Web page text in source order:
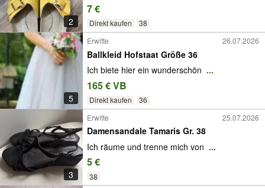
2
7 €
Direkt kaufen 38
5
Erwitte 26.07.2026
Ballkleid Hofstaat Größe 36
Ich biete hier ein wunderschön ...
165 € VB
Direkt kaufen 36
3
Erwitte 25.07.2026
Damensandale Tamaris Gr. 38
Ich räume und trenne mich von ...
5 €
38